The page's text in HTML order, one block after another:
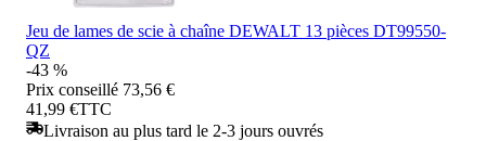
Jeu de lames de scie à chaîne DEWALT 13 pièces DT99550-
QZ
-43 %
Prix conseillé 73,56 €
41,99 €TTC
Livraison au plus tard le 2-3 jours ouvrés